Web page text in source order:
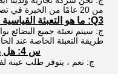
من 20 عامًا من الخبرة في تصنيع PU.
Q3: ما هو التعبئة القياسية الخاصة بك؟
ج: سيتم تعبئة جميع
طريقة التعبئة الخاصة عند
س 4: هل يمكنني الحصول على بعض العينات؟
ج: نعم ، يتوفر طلب عينة